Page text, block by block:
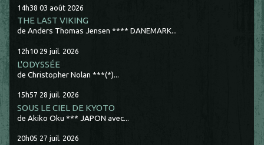
14h38 03 août 2026
THE LAST VIKING
de Anders Thomas Jensen **** DANEMARK...
12h10 29 juil. 2026
L'ODYSSÉE
de Christopher Nolan ***(*)...
15h57 28 juil. 2026
SOUS LE CIEL DE KYOTO
de Akiko Oku *** JAPON avec...
20h05 27 juil. 2026